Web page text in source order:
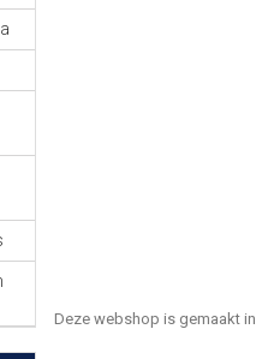
Deze webshop is gemaakt